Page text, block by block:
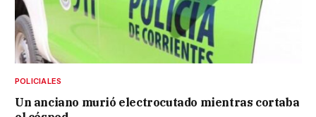
POLICIALES
Un anciano murió electrocutado mientras cortaba